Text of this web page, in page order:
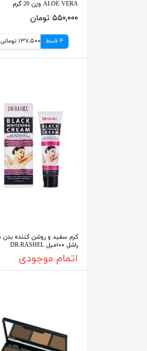
ALOE VERA وزن 20 گرم
۵۵۰,۰۰۰ تومان
4 قسط 137,500 تومانی
کرم سفید و روشن کننده بدن
راشل ۱۰۰میل DR.RASHEL
اتمام موجودی